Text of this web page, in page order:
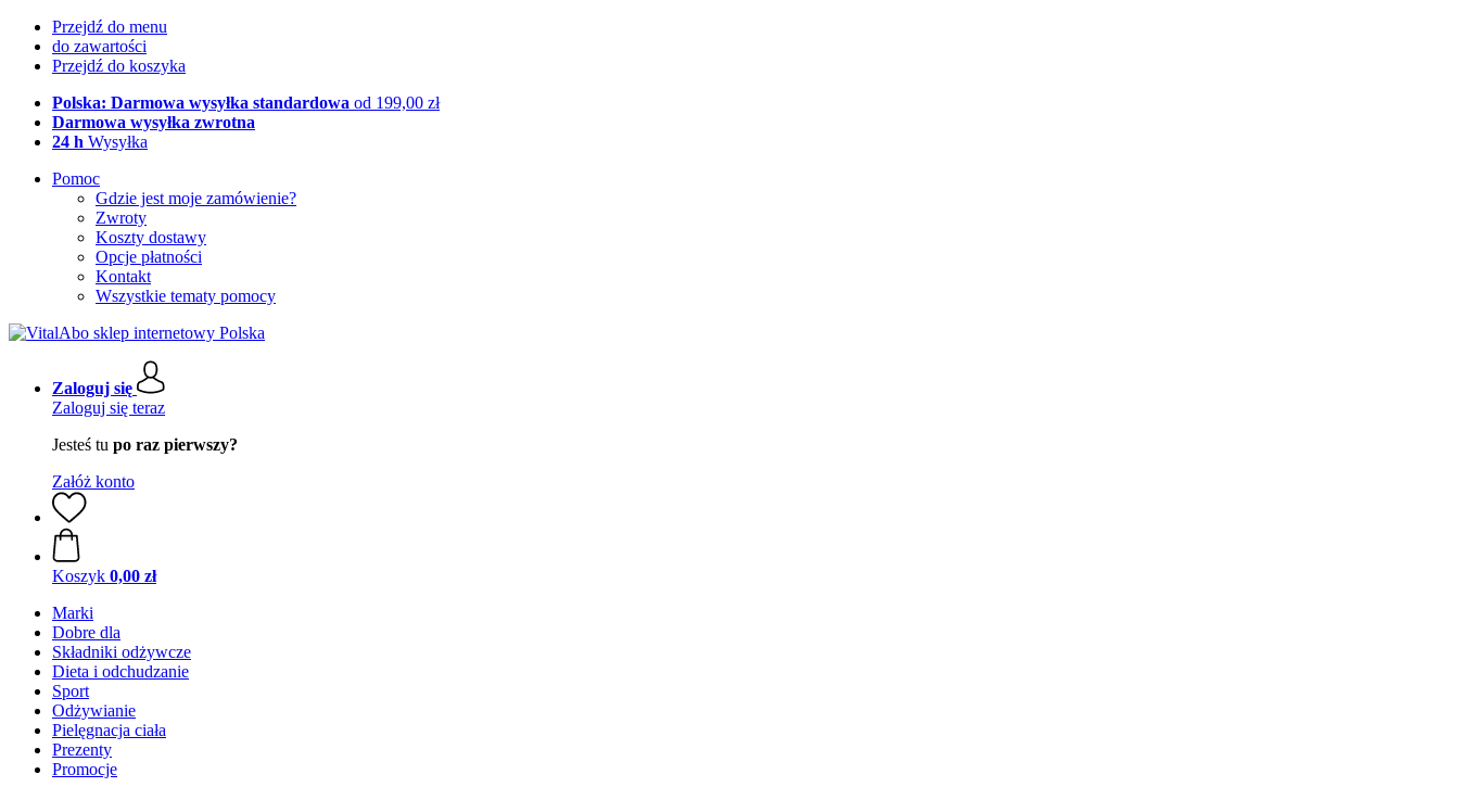
Przejdź do menu
do zawartości
Przejdź do koszyka
Polska: Darmowa wysyłka standardowa od 199,00 zł
Darmowa wysyłka zwrotna
24 h Wysyłka
Pomoc
Gdzie jest moje zamówienie?
Zwroty
Koszty dostawy
Opcje płatności
Kontakt
Wszystkie tematy pomocy
Zaloguj się
Zaloguj się teraz
Jesteś tu po raz pierwszy?
Załóż konto
Koszyk 0,00 zł
Marki
Dobre dla
Składniki odżywcze
Dieta i odchudzanie
Sport
Odżywianie
Pielęgnacja ciała
Prezenty
Promocje